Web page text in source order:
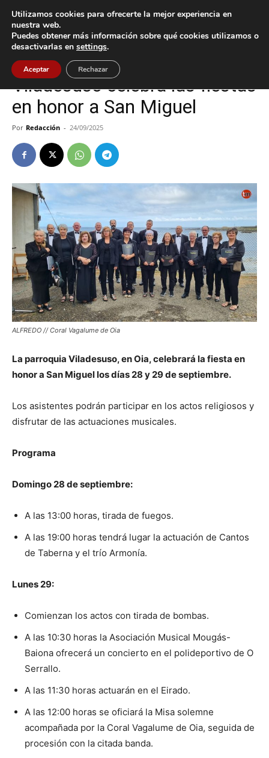
Inicio Cultura / Ocio
Cultura / Ocio Oia
Viladesuso celebra las fiestas
en honor a San Miguel
Por Redacción - 24/09/2025
ALFREDO // Coral Vagalume de Oia
La parroquia Viladesuso, en Oia, celebrará la fiesta en
honor a San Miguel los días 28 y 29 de septiembre.
Los asistentes podrán participar en los actos religiosos y
disfrutar de las actuaciones musicales.
Programa
Domingo 28 de septiembre:
A las 13:00 horas, tirada de fuegos.
A las 19:00 horas tendrá lugar la actuación de Cantos
de Taberna y el trío Armonía.
Lunes 29:
Comienzan los actos con tirada de bombas.
A las 10:30 horas la Asociación Musical Mougás-
Baiona ofrecerá un concierto en el polideportivo de O
Serrallo.
A las 11:30 horas actuarán en el Eirado.
A las 12:00 horas se oficiará la Misa solemne
acompañada por la Coral Vagalume de Oia, seguida de
procesión con la citada banda.
Utilizamos cookies para ofrecerte la mejor experiencia en
nuestra web.
Puedes obtener más información sobre qué cookies utilizamos o
desactivarlas en settings.
Aceptar Rechazar